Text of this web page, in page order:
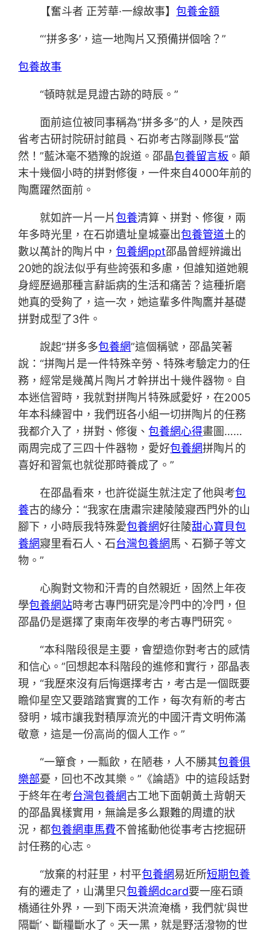
【奮斗者 正芳華·一線故事】包養金額
“‘拼多多’，這一地陶片又預備拼個啥？”
包養故事
“頓時就是見證古跡的時辰。”
面前這位被同事稱為“拼多多”的人，是陜西
省考古研討院研討館員、石峁考古隊副隊長“當
然！”藍沐毫不猶豫的說道。邵晶包養留言板 。顛
末十幾個小時的拼對修復，一件來自4000年前的
陶鷹躍然面前。
就如許一片一片包養清算、拼對、修復，兩
年多時光里，在石峁遺址皇城臺出包養管道土的
數以萬計的陶片中，包養網ppt邵晶曾經辨識出
20她的說法似乎有些誇張和多慮，但誰知道她親
身經歷過那種言辭詬病的生活和痛苦？這種折磨
她真的受夠了，這一次，她這輩多件陶鷹并基礎
拼對成型了3件。
說起“拼多多包養網”這個稱號，邵晶笑著
說：“拼陶片是一件特殊辛勞、特殊考驗定力的任
務，經常是幾萬片陶片才幹拼出十幾件器物。自
本迷信習時，我就對拼陶片特殊感愛好，在2005
年本科練習中，我們班各小組一切拼陶片的任務
我都介入了，拼對、修復、包養網心得畫圖……
兩周完成了三四十件器物，愛好包養網拼陶片的
喜好和習氣也就從那時養成了。”
在邵晶看來，也許從誕生就注定了他與考包
養古的緣分：“我家在唐肅宗建陵陵寢西門外的山
腳下，小時辰我特殊愛包養網好往陵甜心寶貝包
養網寢里看石人、石台灣包養網馬、石獅子等文
物。”
心胸對文物和汗青的自然親近，固然上年夜
學包養網站時考古專門研究是冷門中的冷門，但
邵晶仍是選擇了東南年夜學的考古專門研究。
“本科階段很是主要，會塑造你對考古的感情
和信心。”回想起本科階段的進修和實行，邵晶表
現，“我歷來沒有后悔選擇考古，考古是一個既要
瞻仰星空又要踏踏實實的工作，每次有新的考古
發明，城市讓我對積厚流光的中國汗青文明佈滿
敬意，這是一份高尚的個人工作。”
“一簞食，一瓢飲，在陋巷，人不勝其包養俱
樂部憂，回也不改其樂。”《論語》中的這段話對
于終年在考台灣包養網古工地下面朝黃土背朝天
的邵晶異樣實用，無論是多么艱難的周遭的狀
況，都包養網車馬費不曾搖動他從事考古挖掘研
討任務的心志。
“放棄的村莊里，村平包養網易近所短期包養
有的遷走了，山溝里只包養網dcard要一座石頭
橋通往外界，一到下雨天洪流淹橋，我們就‘與世
隔斷’、斷糧斷水了。天一黑，就是野活潑物的世